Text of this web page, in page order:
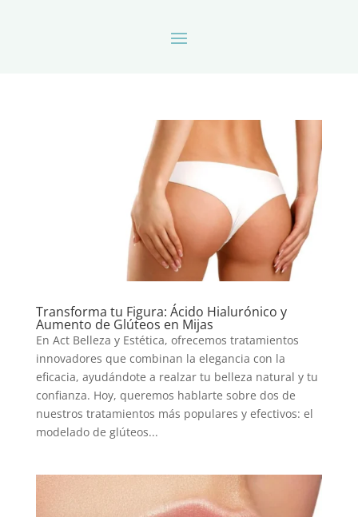
Transforma tu Figura: Ácido Hialurónico y
Aumento de Glúteos en Mijas
En Act Belleza y Estética, ofrecemos tratamientos
innovadores que combinan la elegancia con la
eficacia, ayudándote a realzar tu belleza natural y tu
confianza. Hoy, queremos hablarte sobre dos de
nuestros tratamientos más populares y efectivos: el
modelado de glúteos...